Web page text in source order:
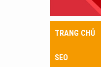
TRANG CHỦ
SEO